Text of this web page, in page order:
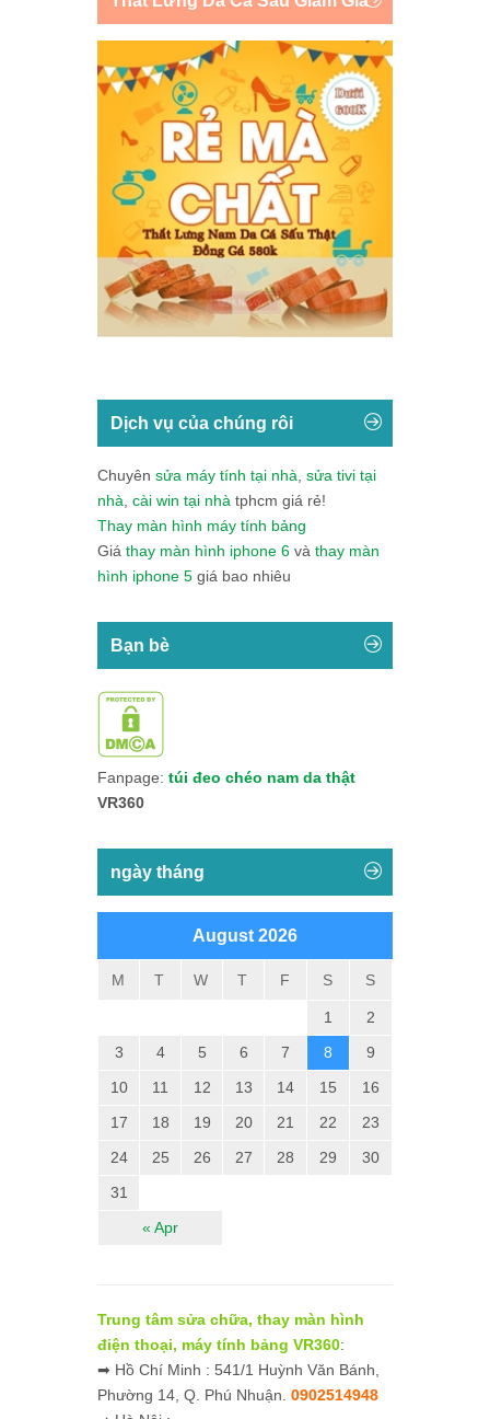
Dịch vụ của chúng rôi
Chuyên sửa máy tính tại nhà sửa tivi tại
nhà cài win tại nhà tphcm giá rẻ!
Thay màn hình máy tính bảng
Giá thay màn hình iphone 6 và thay màn
hình iphone 5 giá bao nhiêu
Bạn bè
Fanpage: túi đeo chéo nam da thật
VR360
ngày tháng
August 2026
M T W T F S S
« Apr
1
2
3
4 5 6 7 8
9
10
11 12 13 14 15
16
17
18 19 20 21 22
23
24
25 26 27 28 29
30
31
Trung tâm sửa chữa, thay màn hình
điện thoại, máy tính bảng VR360:
➡ Hồ Chí Minh : 541/1 Huỳnh Văn Bánh,
Phường 14, Q. Phú Nhuận. 0902514948